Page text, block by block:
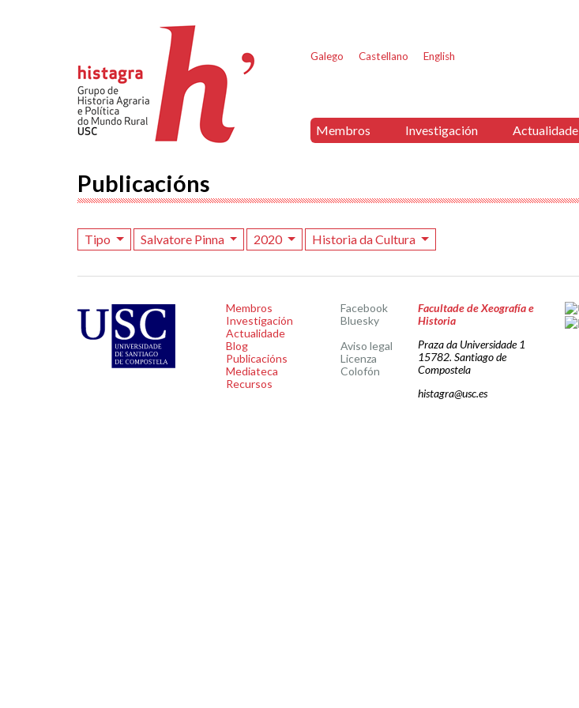
Galego Castellano English
Membros Investigación Actualidade
Publicacións
Tipo Salvatore Pinna 2020 Historia da Cultura
Membros
Investigación
Actualidade
Blog
Publicacións
Mediateca
Recursos
Facebook
Bluesky
Aviso legal
Licenza
Colofón
Facultade de Xeografía e
Historia
Praza da Universidade 1
15782. Santiago de
Compostela
histagra@usc.es